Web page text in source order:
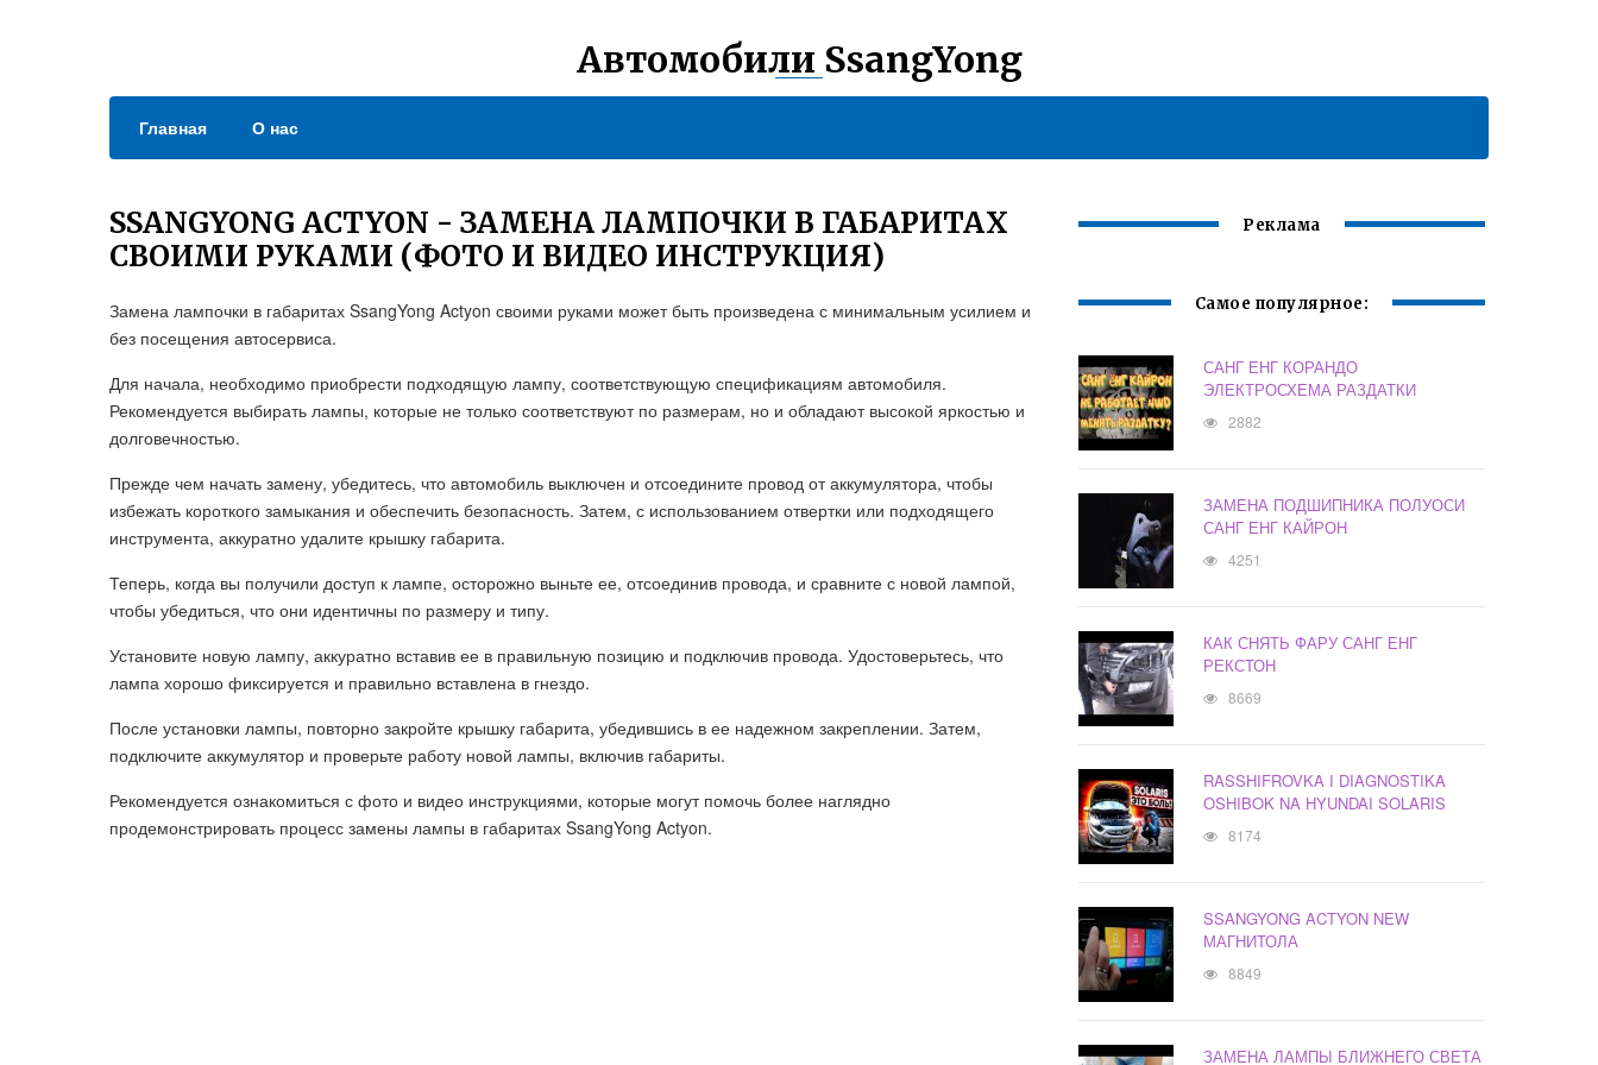
Автомобили SsangYong
Главная О нас
SSANGYONG ACTYON - ЗАМЕНА ЛАМПОЧКИ В ГАБАРИТАХ
СВОИМИ РУКАМИ (ФОТО И ВИДЕО ИНСТРУКЦИЯ)
Замена лампочки в габаритах SsangYong Actyon своими руками может быть произведена с минимальным усилием и
без посещения автосервиса.
Для начала, необходимо приобрести подходящую лампу, соответствующую спецификациям автомобиля.
Рекомендуется выбирать лампы, которые не только соответствуют по размерам, но и обладают высокой яркостью и
долговечностью.
Прежде чем начать замену, убедитесь, что автомобиль выключен и отсоедините провод от аккумулятора, чтобы
избежать короткого замыкания и обеспечить безопасность. Затем, с использованием отвертки или подходящего
инструмента, аккуратно удалите крышку габарита.
Теперь, когда вы получили доступ к лампе, осторожно выньте ее, отсоединив провода, и сравните с новой лампой,
чтобы убедиться, что они идентичны по размеру и типу.
Установите новую лампу, аккуратно вставив ее в правильную позицию и подключив провода. Удостоверьтесь, что
лампа хорошо фиксируется и правильно вставлена в гнездо.
После установки лампы, повторно закройте крышку габарита, убедившись в ее надежном закреплении. Затем,
подключите аккумулятор и проверьте работу новой лампы, включив габариты.
Рекомендуется ознакомиться с фото и видео инструкциями, которые могут помочь более наглядно
продемонстрировать процесс замены лампы в габаритах SsangYong Actyon.
Реклама
Самое популярное:
САНГ ЕНГ КОРАНДО
ЭЛЕКТРОСХЕМА РАЗДАТКИ
2882
ЗАМЕНА ПОДШИПНИКА ПОЛУОСИ
САНГ ЕНГ КАЙРОН
4251
КАК СНЯТЬ ФАРУ САНГ ЕНГ
РЕКСТОН
8669
RASSHIFROVKA I DIAGNOSTIKA
OSHIBOK NA HYUNDAI SOLARIS
8174
SSANGYONG ACTYON NEW
МАГНИТОЛА
8849
ЗАМЕНА ЛАМПЫ БЛИЖНЕГО СВЕТА